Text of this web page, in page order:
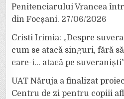
Penitenciarului Vrancea
din Focșani. 27/06/2026
Cristi Irimia: „Despre
cum se atacă singuri, fără
care-i… atacă pe
UAT Năruja a finalizat
Centru de zi pentru copiii